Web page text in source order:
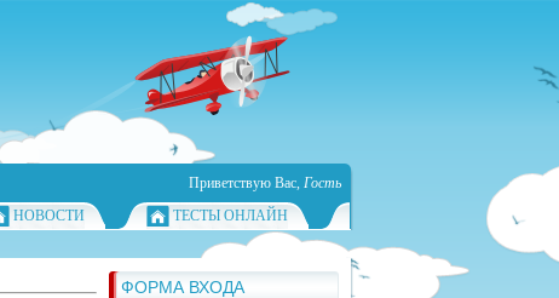
Приветствую Вас, Гость
НОВОСТИ
ТЕСТЫ ОНЛАЙН
ФОРМА ВХОДА